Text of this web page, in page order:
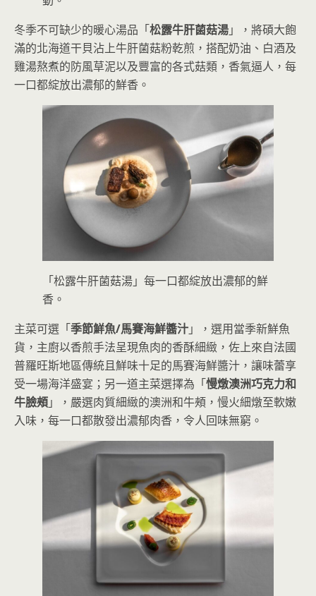
冬季不可缺少的暖心湯品「松露牛肝菌菇湯」，將碩大飽
滿的北海道干貝沾上牛肝菌菇粉乾煎，搭配奶油、白酒及
雞湯熬煮的防風草泥以及豐富的各式菇類，香氣逼人，每
一口都綻放出濃郁的鮮香。
「松露牛肝菌菇湯」每一口都綻放出濃郁的鮮
香。
主菜可選「季節鮮魚/馬賽海鮮醬汁」，選用當季新鮮魚
貨，主廚以香煎手法呈現魚肉的香酥細緻，佐上來自法國
普羅旺斯地區傳統且鮮味十足的馬賽海鮮醬汁，讓味蕾享
受一場海洋盛宴；另一道主菜選擇為「慢燉澳洲巧克力和
牛臉頰」，嚴選肉質細緻的澳洲和牛頰，慢火細燉至軟嫩
入味，每一口都散發出濃郁肉香，令人回味無窮。